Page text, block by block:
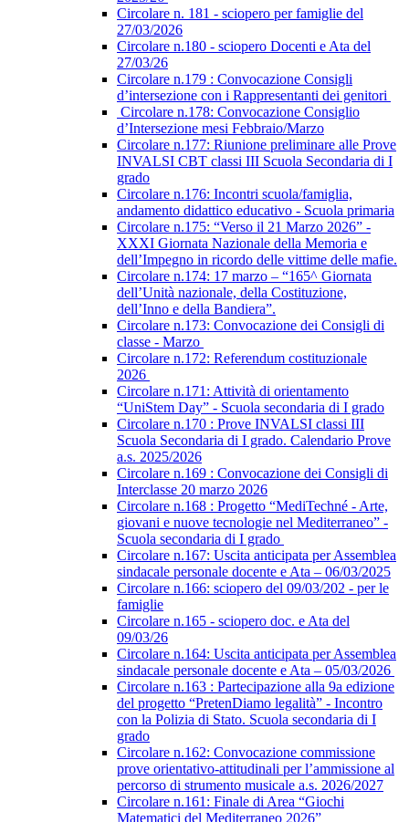
Circolare n. 181 - sciopero per famiglie del
27/03/2026
Circolare n.180 - sciopero Docenti e Ata del
27/03/26
Circolare n.179 : Convocazione Consigli
d’intersezione con i Rappresentanti dei genitori
Circolare n.178: Convocazione Consiglio
d’Intersezione mesi Febbraio/Marzo
Circolare n.177: Riunione preliminare alle Prove
INVALSI CBT classi III Scuola Secondaria di I
grado
Circolare n.176: Incontri scuola/famiglia,
andamento didattico educativo - Scuola primaria
Circolare n.175: “Verso il 21 Marzo 2026” -
XXXI Giornata Nazionale della Memoria e
dell’Impegno in ricordo delle vittime delle mafie.
Circolare n.174: 17 marzo – “165^ Giornata
dell’Unità nazionale, della Costituzione,
dell’Inno e della Bandiera”.
Circolare n.173: Convocazione dei Consigli di
classe - Marzo
Circolare n.172: Referendum costituzionale
2026
Circolare n.171: Attività di orientamento
“UniStem Day” - Scuola secondaria di I grado
Circolare n.170 : Prove INVALSI classi III
Scuola Secondaria di I grado. Calendario Prove
a.s. 2025/2026
Circolare n.169 : Convocazione dei Consigli di
Interclasse 20 marzo 2026
Circolare n.168 : Progetto “MediTechné - Arte,
giovani e nuove tecnologie nel Mediterraneo” -
Scuola secondaria di I grado
Circolare n.167: Uscita anticipata per Assemblea
sindacale personale docente e Ata – 06/03/2025
Circolare n.166: sciopero del 09/03/202 - per le
famiglie
Circolare n.165 - sciopero doc. e Ata del
09/03/26
Circolare n.164: Uscita anticipata per Assemblea
sindacale personale docente e Ata – 05/03/2026
Circolare n.163 : Partecipazione alla 9a edizione
del progetto “PretenDiamo legalità” - Incontro
con la Polizia di Stato. Scuola secondaria di I
grado
Circolare n.162: Convocazione commissione
prove orientativo-attitudinali per l’ammissione al
percorso di strumento musicale a.s. 2026/2027
Circolare n.161: Finale di Area “Giochi
Matematici del Mediterraneo 2026”